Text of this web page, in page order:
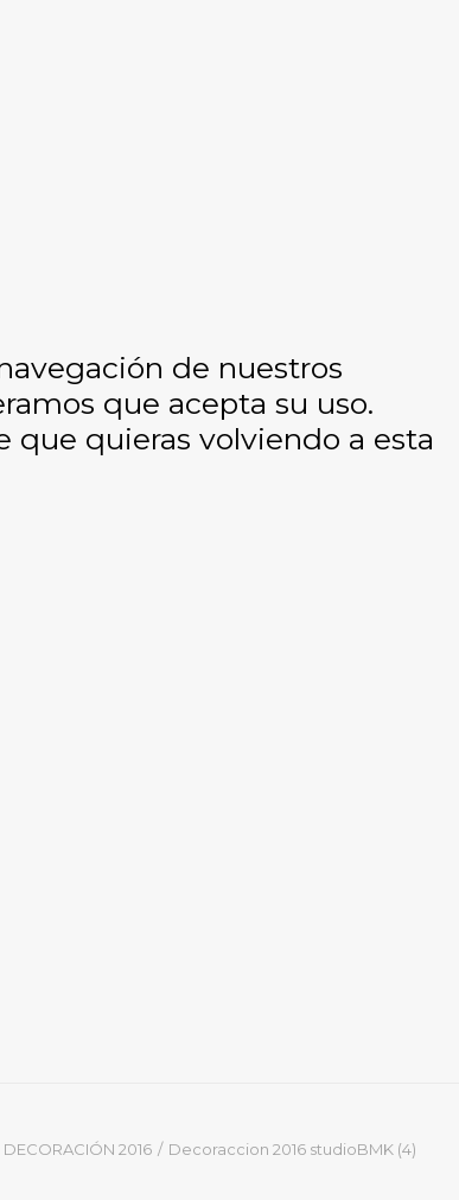
de nuestros
que acepta su uso.
que quieras volviendo a esta
2016 Decoraccion 2016 studioBMK (4)